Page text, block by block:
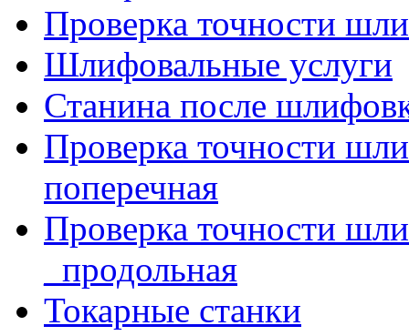
Проверка точности
Шлифовальные услуги
Станина после
Проверка точности
поперечная
Проверка точности
_продольная
Токарные станки